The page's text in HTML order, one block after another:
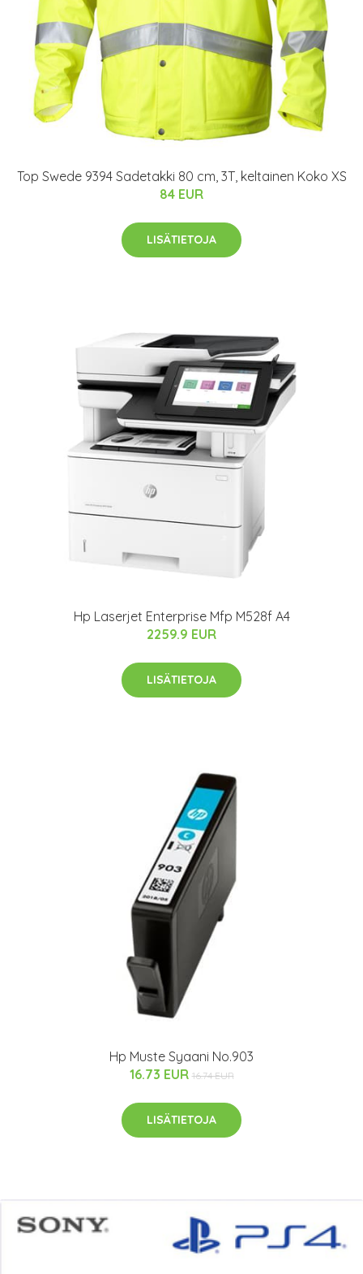
Top Swede 9394 Sadetakki 80 cm, 3T, keltainen Koko XS
84 EUR
LISÄTIETOJA
Hp Laserjet Enterprise Mfp M528f A4
2259.9 EUR
LISÄTIETOJA
Hp Muste Syaani No.903
16.73 EUR 16.74 EUR
LISÄTIETOJA